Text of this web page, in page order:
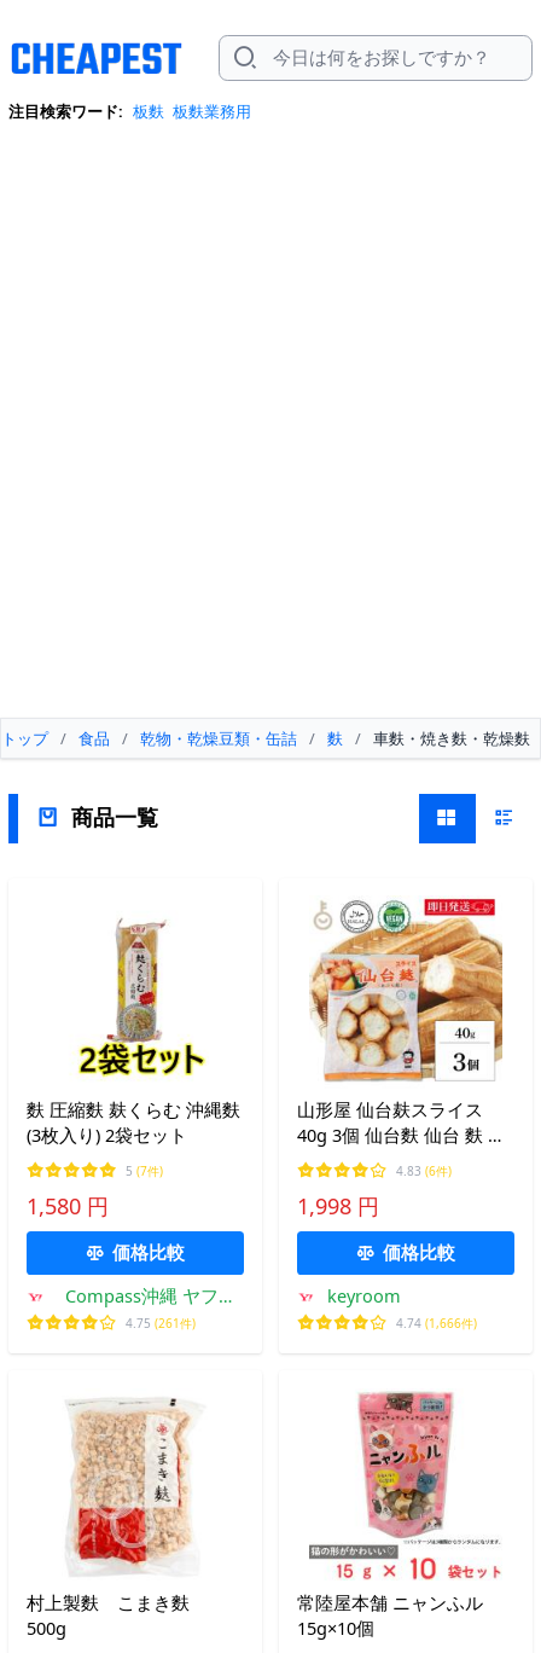
注目検索ワード: 板麩 板麩業務用
トップ / 食品 / 乾物・乾燥豆類・缶詰 / 麩 / 車麩・焼き麩・乾燥麩
商品一覧
麩 圧縮麩 麸くらむ 沖縄麩
(3枚入り) 2袋セット
5 (7件)
1,580 円
価格比較
Compass沖縄 ヤフー
店
4.75 (261件)
山形屋 仙台麸スライス
40g 3個 仙台麩 仙台 麩 ふ
仙台麩スライス 山形屋仙
台麩 まとめ買い ランキン
グ ポイント消化 爆買 父の
日 お中元
4.83 (6件)
1,998 円
価格比較
keyroom
4.74 (1,666件)
村上製麩 こまき麩
500g
常陸屋本舗 ニャンふル
15g×10個